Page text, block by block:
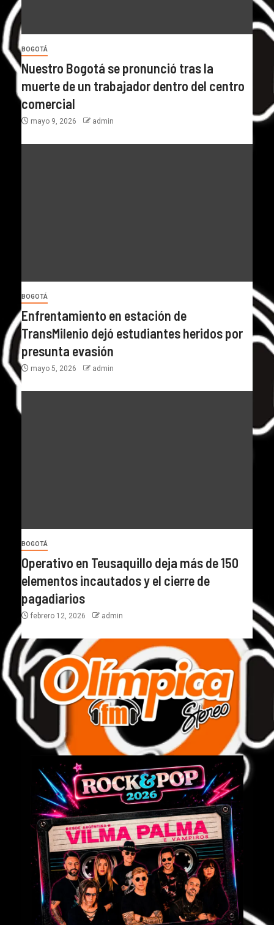
BOGOTÁ
Nuestro Bogotá se pronunció tras la
muerte de un trabajador dentro del centro
comercial
mayo 9, 2026 admin
BOGOTÁ
Enfrentamiento en estación de
TransMilenio dejó estudiantes heridos por
presunta evasión
mayo 5, 2026 admin
BOGOTÁ
Operativo en Teusaquillo deja más de 150
elementos incautados y el cierre de
pagadiarios
febrero 12, 2026 admin